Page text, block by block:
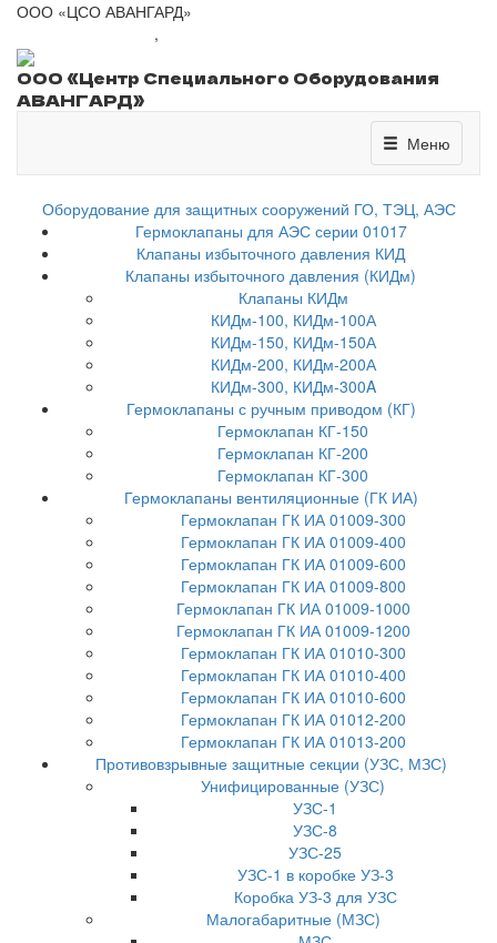
ООО «ЦСО АВАНГАРД»
,
ООО «Центр Специального Оборудования
АВАНГАРД»
МенюМеню
Оборудование для защитных сооружений ГО, ТЭЦ, АЭС
Гермоклапаны для АЭС серии 01017
Клапаны избыточного давления КИД
Клапаны избыточного давления (КИДм)
Клапаны КИДм
КИДм-100, КИДм-100А
КИДм-150, КИДм-150А
КИДм-200, КИДм-200А
КИДм-300, КИДм-300A
Гермоклапаны с ручным приводом (КГ)
Гермоклапан КГ-150
Гермоклапан КГ-200
Гермоклапан КГ-300
Гермоклапаны вентиляционные (ГК ИА)
Гермоклапан ГК ИА 01009-300
Гермоклапан ГК ИА 01009-400
Гермоклапан ГК ИА 01009-600
Гермоклапан ГК ИА 01009-800
Гермоклапан ГК ИА 01009-1000
Гермоклапан ГК ИА 01009-1200
Гермоклапан ГК ИА 01010-300
Гермоклапан ГК ИА 01010-400
Гермоклапан ГК ИА 01010-600
Гермоклапан ГК ИА 01012-200
Гермоклапан ГК ИА 01013-200
Противовзрывные защитные секции (УЗС, МЗС)
Унифицированные (УЗС)
УЗС-1
УЗС-8
УЗС-25
УЗС-1 в коробке УЗ-3
Коробка УЗ-3 для УЗС
Малогабаритные (МЗС)